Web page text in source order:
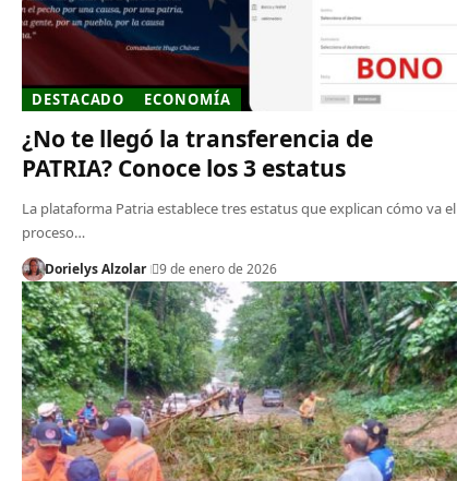
DESTACADO ECONOMÍA
¿No te llegó la transferencia de
PATRIA? Conoce los 3 estatus
La plataforma Patria establece tres estatus que explican cómo va el
proceso…
Dorielys Alzolar 9 de enero de 2026